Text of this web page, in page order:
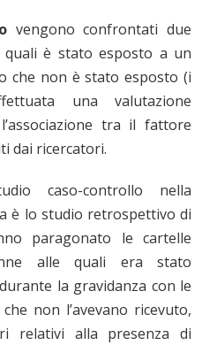
vengono confrontati due
è stato esposto a un
che non è stato esposto (i
una valutazione
tra il fattore
dai ricercatori.
caso-controllo nella
è lo studio retrospettivo di
paragonato le cartelle
alle quali era stato
la gravidanza con le
non l’avevano ricevuto,
relativi alla presenza di